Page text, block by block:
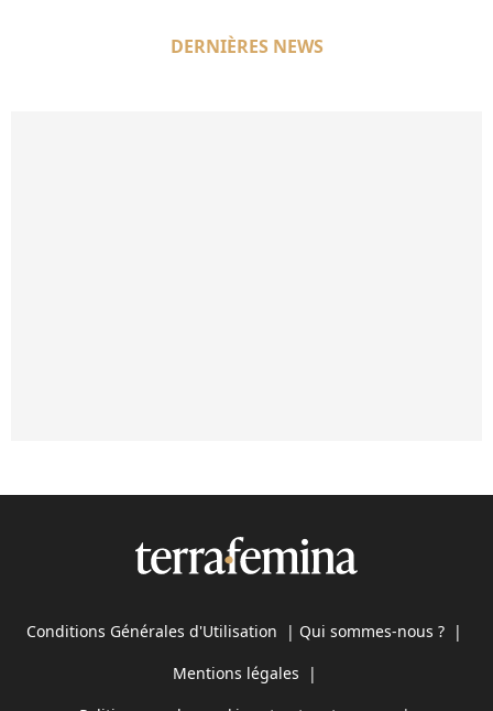
DERNIÈRES NEWS
Conditions Générales d'Utilisation | Qui sommes-nous ? |
Mentions légales |